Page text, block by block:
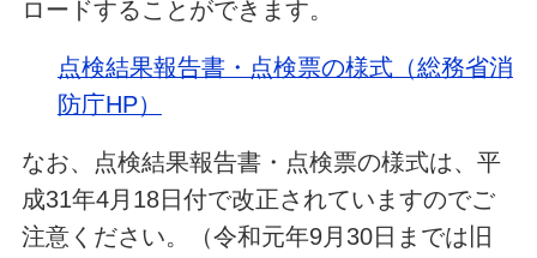
ロードすることができます。
点検結果報告書・点検票の様式（総務省消
防庁HP）
なお、点検結果報告書・点検票の様式は、平
成31年4月18日付で改正されていますのでご
注意ください。（令和元年9月30日までは旧